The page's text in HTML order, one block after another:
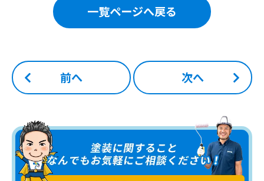
前へ
一覧ページへ戻る
次へ